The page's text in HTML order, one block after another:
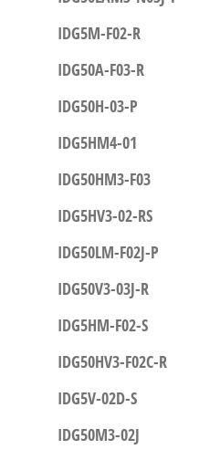
IDG5M-F02-R
IDG50A-F03-R
IDG50H-03-P
IDG5HM4-01
IDG50HM3-F03
IDG5HV3-02-RS
IDG50LM-F02J-P
IDG50V3-03J-R
IDG5HM-F02-S
IDG50HV3-F02C-R
IDG5V-02D-S
IDG50M3-02J